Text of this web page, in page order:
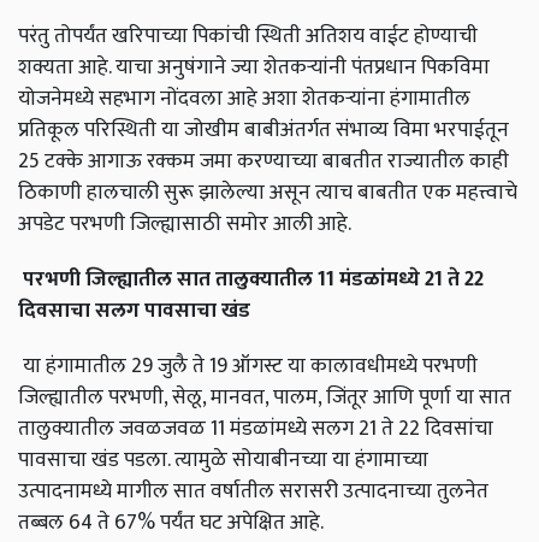
परंतु तोपर्यंत खरिपाच्या पिकांची स्थिती अतिशय वाईट होण्याची
शक्यता आहे. याचा अनुषंगाने ज्या शेतकऱ्यांनी पंतप्रधान पिकविमा
योजनेमध्ये सहभाग नोंदवला आहे अशा शेतकऱ्यांना हंगामातील
प्रतिकूल परिस्थिती या जोखीम बाबीअंतर्गत संभाव्य विमा भरपाईतून
25 टक्के आगाऊ रक्कम जमा करण्याच्या बाबतीत राज्यातील काही
ठिकाणी हालचाली सुरू झालेल्या असून त्याच बाबतीत एक महत्त्वाचे
अपडेट परभणी जिल्ह्यासाठी समोर आली आहे.
परभणीजिल्ह्यातीलसाततालुक्यातील11मंडळांमध्ये21ते22
दिवसाचासलगपावसाचाखंड
या हंगामातील 29 जुलै ते 19 ऑगस्ट या कालावधीमध्ये परभणी
जिल्ह्यातील परभणी, सेलू, मानवत, पालम, जिंतूर आणि पूर्णा या सात
तालुक्यातील जवळजवळ 11 मंडळांमध्ये सलग 21 ते 22 दिवसांचा
पावसाचा खंड पडला. त्यामुळे सोयाबीनच्या या हंगामाच्या
उत्पादनामध्ये मागील सात वर्षातील सरासरी उत्पादनाच्या तुलनेत
तब्बल 64 ते 67% पर्यंत घट अपेक्षित आहे.